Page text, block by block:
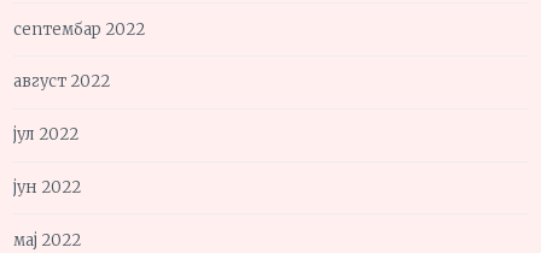
септембар 2022
август 2022
јул 2022
јун 2022
мај 2022